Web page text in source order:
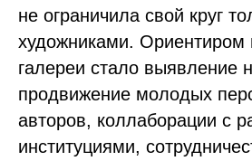
не ограничила свой круг
художниками. Ориентиром
галереи стало выявление
продвижение молодых
авторов, коллаборации с
институциями,